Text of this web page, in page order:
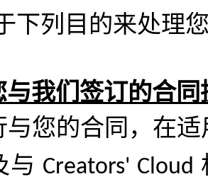
下列目的来处理
与我们签订的合
与您的合同，在
与 Creators' Cloud